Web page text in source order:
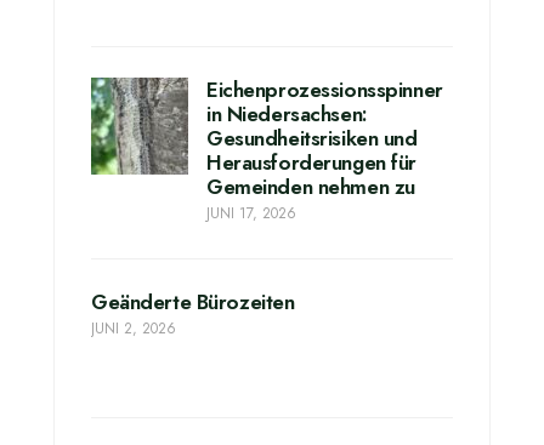
Eichenprozessionsspinner
in Niedersachsen:
Gesundheitsrisiken und
Herausforderungen für
Gemeinden nehmen zu
JUNI 17, 2026
Geänderte Bürozeiten
JUNI 2, 2026